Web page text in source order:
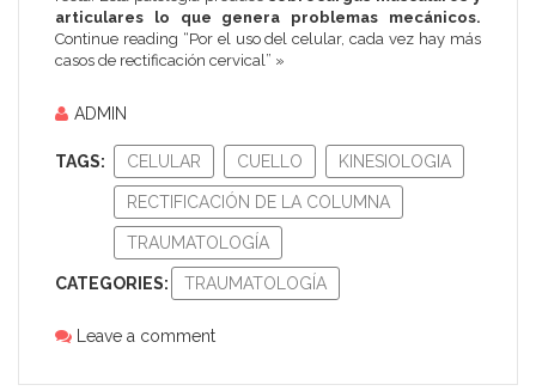
articulares lo que genera problemas mecánicos.
Continue reading “Por el uso del celular, cada vez hay más
casos de rectificación cervical” »
ADMIN
TAGS: CELULAR CUELLO KINESIOLOGIA
RECTIFICACIÓN DE LA COLUMNA
TRAUMATOLOGÍA
CATEGORIES: TRAUMATOLOGÍA
Leave a comment